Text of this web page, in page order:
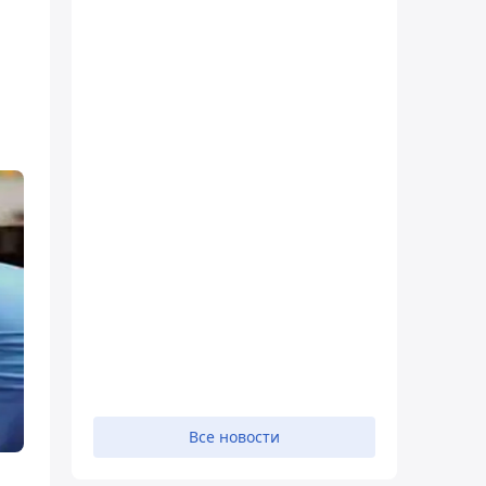
Все новости